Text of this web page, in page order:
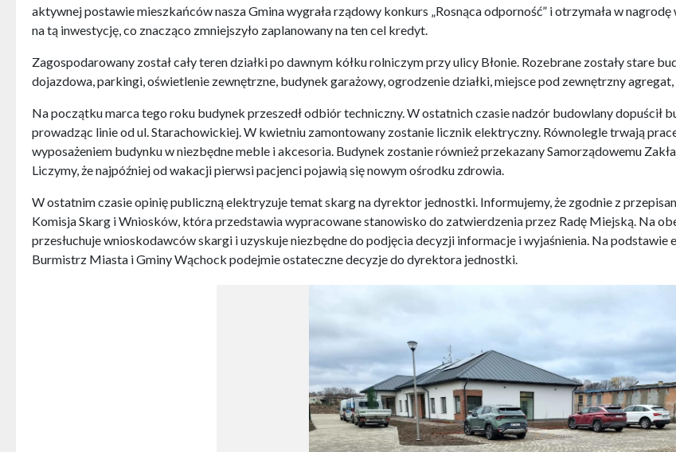
aktywnej postawie mieszkańców nasza Gmina wygrała rządowy konkurs „Rosnąca odporność” i otrzymała w
na tą inwestycję, co znacząco zmniejszyło zaplanowany na ten cel kredyt.
Zagospodarowany został cały teren działki po dawnym kółku rolniczym przy ulicy Błonie. Rozebrane zostały stare
dojazdowa, parkingi, oświetlenie zewnętrzne, budynek garażowy, ogrodzenie działki, miejsce pod zewnętrzny
Na początku marca tego roku budynek przeszedł odbiór techniczny. W ostatnich czasie nadzór budowlany dopuścił
prowadząc linie od ul. Starachowickiej. W kwietniu zamontowany zostanie licznik elektryczny. Równolegle trwają
wyposażeniem budynku w niezbędne meble i akcesoria. Budynek zostanie również przekazany Samorządowemu
Liczymy, że najpóźniej od wakacji pierwsi pacjenci pojawią się nowym ośrodku zdrowia.
W ostatnim czasie opinię publiczną elektryzuje temat skarg na dyrektor jednostki. Informujemy, że zgodnie z
Komisja Skarg i Wniosków, która przedstawia wypracowane stanowisko do zatwierdzenia przez Radę Miejską. Na
przesłuchuje wnioskodawców skargi i uzyskuje niezbędne do podjęcia decyzji informacje i wyjaśnienia. Na
Burmistrz Miasta i Gminy Wąchock podejmie ostateczne decyzje do dyrektora jednostki.